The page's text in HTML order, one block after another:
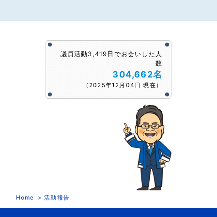
議員活動3,419日でお会いした人
数
304,662名
（2025年12月04日 現在）
Home 活動報告